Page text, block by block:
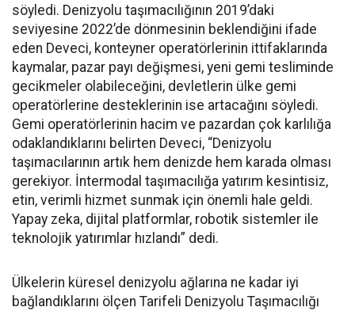
söyledi. Denizyolu taşımacılığının 2019’daki
seviyesine 2022’de dönmesinin beklendiğini ifade
eden Deveci, konteyner operatörlerinin ittifaklarında
kaymalar, pazar payı değişmesi, yeni gemi tesliminde
gecikmeler olabileceğini, devletlerin ülke gemi
operatörlerine desteklerinin ise artacağını söyledi.
Gemi operatörlerinin hacim ve pazardan çok karlılığa
odaklandıklarını belirten Deveci, “Denizyolu
taşımacılarının artık hem denizde hem karada olması
gerekiyor. İntermodal taşımacılığa yatırım kesintisiz,
etin, verimli hizmet sunmak için önemli hale geldi.
Yapay zeka, dijital platformlar, robotik sistemler ile
teknolojik yatırımlar hızlandı” dedi.
Ülkelerin küresel denizyolu ağlarına ne kadar iyi
bağlandıklarını ölçen Tarifeli Denizyolu Taşımacılığı